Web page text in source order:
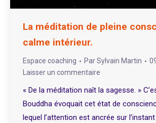
La méditation de pleine
calme intérieur.
Espace coaching ParSylvain Martin
Laisser un commentaire
« De la méditation naît la sagesse. »
Bouddha évoquait cet état de
lequel l’attention est ancrée sur